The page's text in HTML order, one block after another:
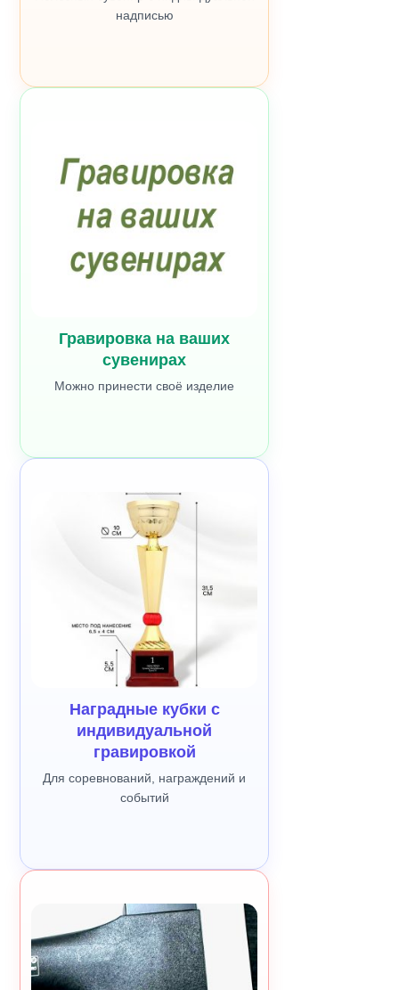
надписью
Гравировка на ваших
сувенирах
Можно принести своё изделие
Наградные кубки с
индивидуальной
гравировкой
Для соревнований, награждений и
событий